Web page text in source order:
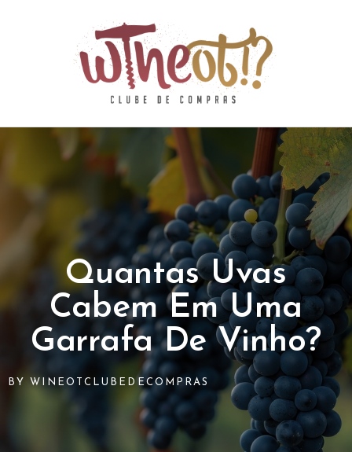
Quantas Uvas
Cabem Em Uma
Garrafa De Vinho?
BY WINEOTCLUBEDECOMPRAS